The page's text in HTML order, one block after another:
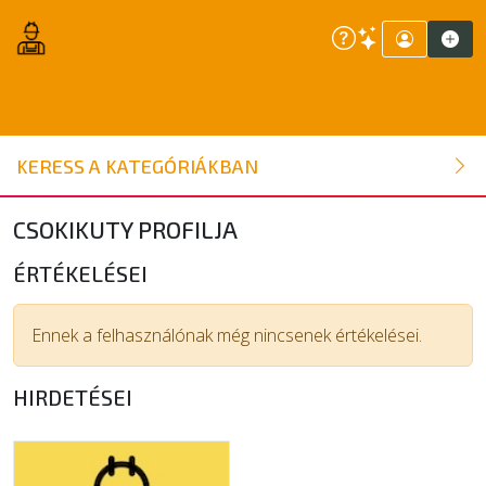
KERESS A KATEGÓRIÁKBAN
ÉPÍTŐANYAG
NYÍLÁSZÁRÓ
FAANYAG
BELSŐÉPÍTÉSZETI ÉPÍTŐANYAG
SZERSZÁM, ALKATRÉSZ
KERTI ÉPÍTŐANYAG
CSOKIKUTY PROFILJA
ÉRTÉKELÉSEI
Ennek a felhasználónak még nincsenek értékelései.
HIRDETÉSEI